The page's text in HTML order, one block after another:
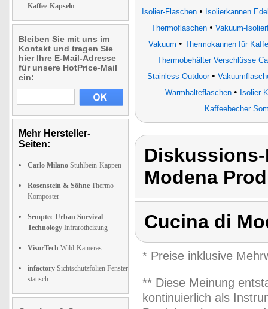
Kaffee-Kapseln
Bleiben Sie mit uns im
Kontakt und tragen Sie
hier Ihre E-Mail-Adresse
für unsere HotPrice-Mail
ein:
Mehr Hersteller-
Seiten:
Carlo Milano Stuhlbein-Kappen
Rosenstein & Söhne Thermo
Komposter
Semptec Urban Survival
Technology Infrarotheizung
VisorTech Wild-Kameras
infactory Sichtschutzfolien Fenster
statisch
Isolier-Flaschen • Isolierkannen
Thermoflaschen • Vakuum-
Vakuum • Thermokannen für
Thermobehälter Verschlüsse
Stainless Outdoor•
Warmhalteflaschen • Isolier-
Kaffeebecher
Modena
Cucina di
* Preise inklusive
** Diese Meinung
kontinuierlich als